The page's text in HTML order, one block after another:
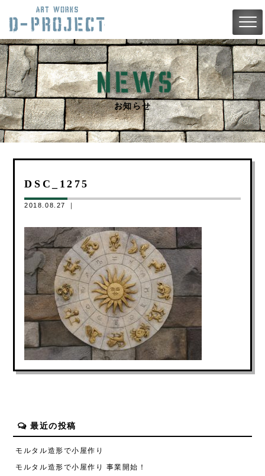
お知らせ
DSC_1275
2018.08.27 ｜
最近の投稿
モルタル造形で小屋作り
モルタル造形で小屋作り 事業開始！